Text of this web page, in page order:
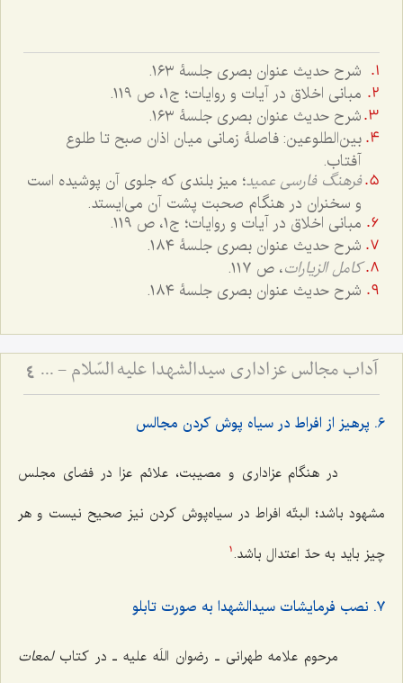
شرح حدیث عنوان بصری جلسۀ ١٦٣.
مبانی اخلاق در آیات و روایات؛ ج۱، ص ١١٩.
شرح حدیث عنوان بصری جلسۀ ١٦٣.
بین‌الطلوعین: فاصلۀ زمانی میان اذان صبح تا طلوع
آفتاب.
فرهنگ فارسی عمید؛ میز بلندی که جلوی آن پوشیده است
و سخنران در هنگام صحبت پشت آن می‌ایستد.
مبانی اخلاق در آیات و روایات؛ ج۱، ص ١١٩.
شرح حدیث عنوان بصری جلسۀ ١٨٤.
کامل الزیارات، ص ١١٧.
شرح حدیث عنوان بصری جلسۀ ١٨٤.
آداب مجالس عزاداری سیدالشهدا علیه السّلام - و دستورات بزرگان راجع به ماه‌های محرم و صفر 4
٦. پرهیز از افراط در سیاه پوش کردن مجالس
در هنگام عزاداری و مصیبت، علائم عزا در فضای مجلس
مشهود باشد؛ البتّه افراط در سیاه‌پوش کردن نیز صحیح نیست و هر
چیز باید به حدّ اعتدال باشد. 1
٧. نصب فرمایشات سیدالشهدا به صورت تابلو
مرحوم علامه طهرانی ـ رضوان اللَه علیه ـ در کتابلمعات